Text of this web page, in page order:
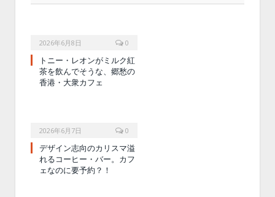
2026年6月8日 0
トニー・レオンがミルク紅
茶を飲んでそうな、郷愁の
香港・大衆カフェ
2026年6月7日 0
デザイン志向のカリスマ溢
れるコーヒー・バー。カフ
ェなのに要予約？！